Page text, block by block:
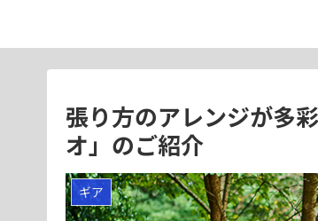
張り方のアレンジが多
オ」のご紹介
ギア